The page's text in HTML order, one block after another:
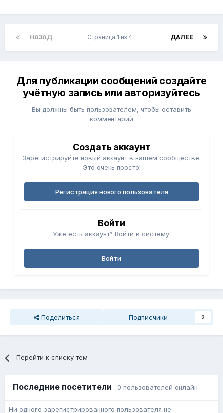
НАЗАД ДАЛЕЕ
Страница 1 из 4
Для публикации сообщений создайте
учётную запись или авторизуйтесь
Вы должны быть пользователем, чтобы оставить
комментарий
Создать аккаунт
Зарегистрируйте новый аккаунт в нашем сообществе.
Это очень просто!
Регистрация нового пользователя
Войти
Уже есть аккаунт? Войти в систему.
Войти
Поделиться Подписчики 2
Перейти к списку тем
Последние посетители 0 пользователей онлайн
Ни одного зарегистрированного пользователя не